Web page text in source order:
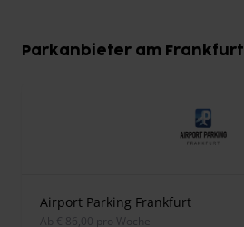
Parkanbieter am Frankfurt
Airport Parking Frankfurt
ab € 86,00 pro Woche